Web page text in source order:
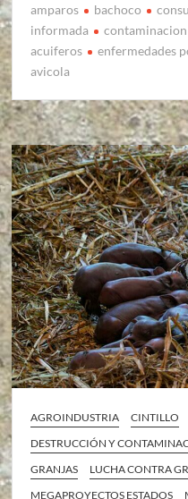
amparos bachoco
informada
acuiferos
enfermedades
avicola
AGROINDUSTRIA
CINTILLO
DESTRUCCIÓN Y
GRANJAS
LUCHA CONTRA
MEGAPROYECTOS ESTADOS